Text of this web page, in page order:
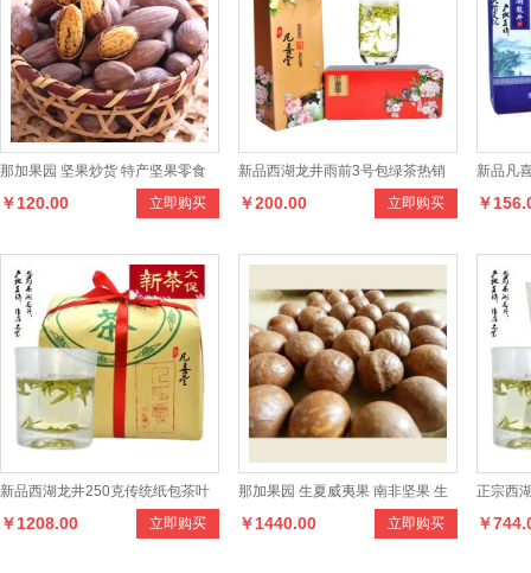
那加果园 坚果炒货 特产坚果零食
诸暨枫桥特级香榧子250克 每袋
立即购买
￥120.00
新品西湖龙井雨前3号包绿茶热销
250克罐装正宗茶叶 立即购买
￥200.00
新品凡
70克瓷
￥
新品西湖龙井250克传统纸包茶叶
明前特级T2级正宗绿茶 立即购买
￥1208.00
那加果园 生夏威夷果 南非坚果 生
鲜果 50斤一袋 立即购买
￥1440.00
正宗西
150克
￥